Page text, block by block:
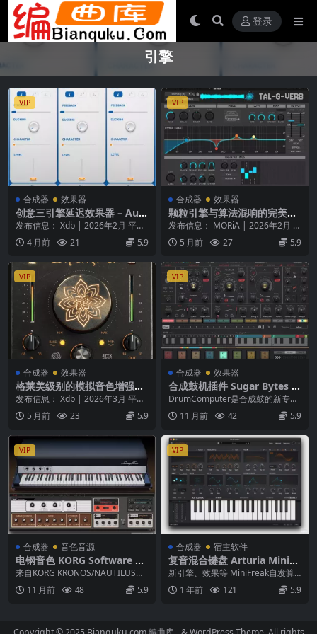
登录
引擎
VIP
合成器 效果器
创意三引擎延迟效果器 – Audi
o Issues Threepeat v1.0.2
发布信息： Xdb | 2026年2月 平
台： macOS 产品概述 让你的声
音...4 月前 21 5.9
VIP
合成器 效果器
颗粒引擎与算法混响的完美融
合 – Togu Audio Line TAL-G
-Verb v2.1.0 U2B Mac [MOR
iA]
发布信息： MORiA | 2026年2月 平
台： macOS (Univers...
5 月前 27 5.9
VIP
合成器 效果器
格莱美级别的模拟音色增强器
– Styx Audio Chakra v1.1.9
macOS
发布信息： Xdb | 2026年3月 平
台： macOS 产品概述 Chakr...
5 月前 23 5.9
VIP
合成器 效果器
合成鼓机插件 Sugar Bytes D
rum Computer v1.3.6 WiN
MAC
DrumComputer是合成鼓的新专
家，将经典和现代合成与灵活的调
制和豪华测序...
11 月前 42 5.9
VIP
合成器 音色音源
电钢音色 KORG Software EP
-1 v1.1.4 WiN MAC
来自KORG KRONOS/NAUTILUS的
EP-1电动钢琴音响引擎。KORG...
11 月前 48 5.9
VIP
合成器 宿主软件
复音混合键盘 Arturia MiniFr
eak V v4.0.1 WIN MAC
新引擎、效果等 MiniFreak自发算
法合成器MiniFreak是一款复音混
合...1 年前 121 5.9